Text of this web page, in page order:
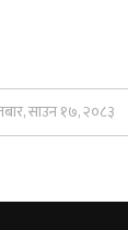
साउन १७, २०८३